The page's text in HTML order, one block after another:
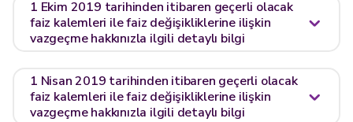
1 Ekim 2019 tarihinden itibaren geçerli olacak
faiz kalemleri ile faiz değişikliklerine ilişkin
vazgeçme hakkınızla ilgili detaylı bilgi
1 Nisan 2019 tarihinden itibaren geçerli olacak
faiz kalemleri ile faiz değişikliklerine ilişkin
vazgeçme hakkınızla ilgili detaylı bilgi